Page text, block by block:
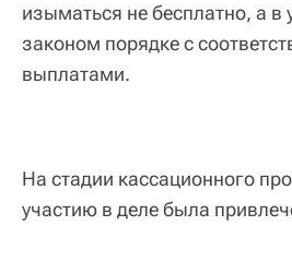
изыматься не бесплатно, а в
законом порядке с
выплатами.
На стадии кассационного
участию в деле была